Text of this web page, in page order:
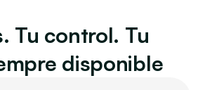
Tu control. Tu
disponible